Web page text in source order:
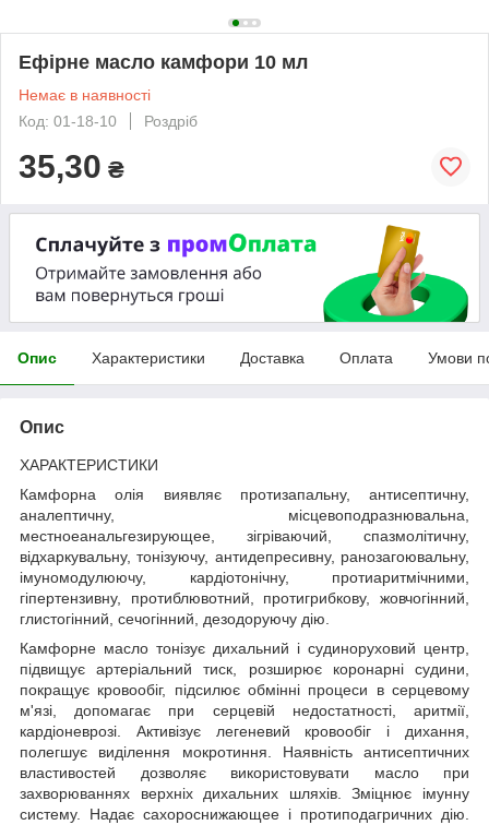
Ефірне масло камфори 10 мл
Немає в наявності
Код: 01-18-10
Роздріб
35,30 ₴
Опис Характеристики Доставка Оплата Умови
Опис
ХАРАКТЕРИСТИКИ
Камфорна олія виявляє протизапальну, антисептичну,
аналептичну, місцевоподразнювальна,
местноеанальгезирующее, зігріваючий, спазмолітичну,
відхаркувальну, тонізуючу, антидепресивну, ранозагоювальну,
імуномодулюючу, кардіотонічну, протиаритмічними,
гіпертензивну, протиблювотний, протигрибкову, жовчогінний,
глистогінний, сечогінний, дезодоруючу дію.
Камфорне масло тонізує дихальний і судиноруховий центр,
підвищує артеріальний тиск, розширює коронарні судини,
покращує кровообіг, підсилює обмінні процеси в серцевому
м'язі, допомагає при серцевій недостатності, аритмії,
кардіоневрозі. Активізує легеневий кровообіг і дихання,
полегшує виділення мокротиння. Наявність антисептичних
властивостей дозволяє використовувати масло при
захворюваннях верхніх дихальних шляхів. Зміцнює імунну
систему. Надає сахороснижающее і протиподагричних дію.